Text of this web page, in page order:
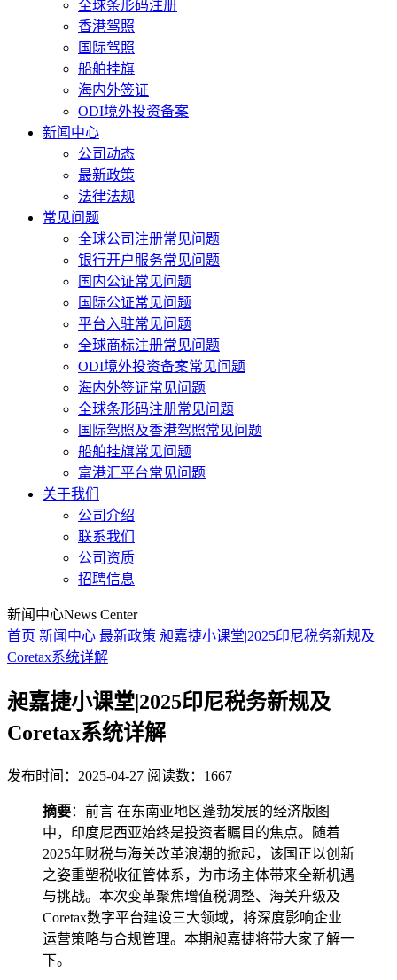
全球条形码注册
香港驾照
国际驾照
船舶挂旗
海内外签证
ODI境外投资备案
新闻中心
公司动态
最新政策
法律法规
常见问题
全球公司注册常见问题
银行开户服务常见问题
国内公证常见问题
国际公证常见问题
平台入驻常见问题
全球商标注册常见问题
ODI境外投资备案常见问题
海内外签证常见问题
全球条形码注册常见问题
国际驾照及香港驾照常见问题
船舶挂旗常见问题
富港汇平台常见问题
关于我们
公司介绍
联系我们
公司资质
招聘信息
新闻中心News Center
首页 新闻中心 最新政策 昶嘉捷小课堂|2025印尼税务新规及
Coretax系统详解
昶嘉捷小课堂|2025印尼税务新规及
Coretax系统详解
发布时间：2025-04-27 阅读数：1667
摘要：前言 在东南亚地区蓬勃发展的经济版图
中，印度尼西亚始终是投资者瞩目的焦点。随着
2025年财税与海关改革浪潮的掀起，该国正以创新
之姿重塑税收征管体系，为市场主体带来全新机遇
与挑战。本次变革聚焦增值税调整、海关升级及
Coretax数字平台建设三大领域，将深度影响企业
运营策略与合规管理。本期昶嘉捷将带大家了解一
下。